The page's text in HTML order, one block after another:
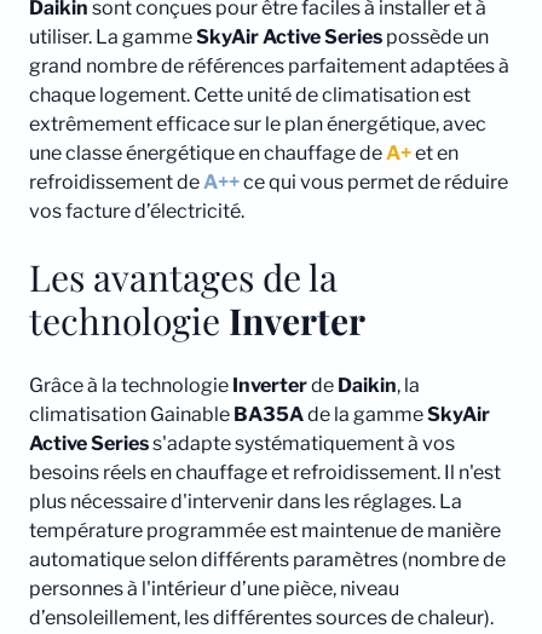
Daikin sont conçues pour être faciles à installer et à
utiliser. La gammeSkyAir Active Series possède un
grand nombre de références parfaitement adaptées à
chaque logement. Cette unité de climatisation est
extrêmement efficace sur le plan énergétique, avec
une classe énergétique en chauffage deA+et en
refroidissement deA++ce qui vous permet de réduire
vos facture d’électricité.
Les avantages de la
technologie Inverter
Grâce à la technologie Inverterde Daikin, la
climatisation Gainable BA35Ade la gammeSkyAir
Active Seriess'adapte systématiquement à vos
besoins réels en chauffage et refroidissement. Il n'est
plus nécessaire d'intervenir dans les réglages. La
température programmée est maintenue de manière
automatique selon différents paramètres (nombre de
personnes à l'intérieur d’une pièce, niveau
d’ensoleillement, les différentes sources de chaleur).